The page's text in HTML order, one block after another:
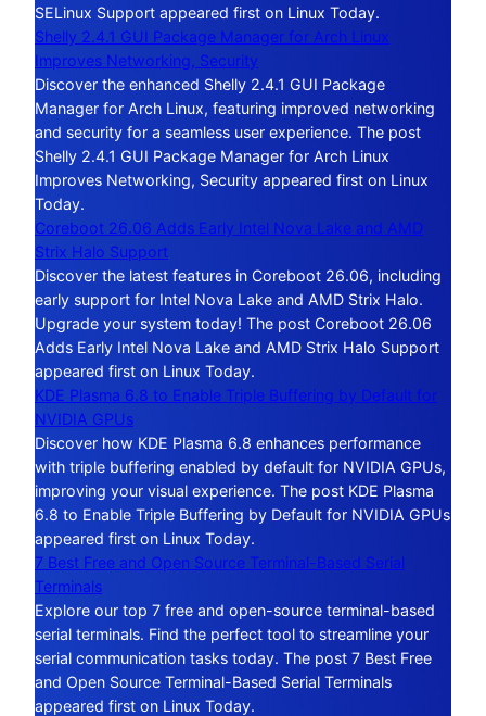
SELinux Support appeared first on Linux Today.
Shelly 2.4.1 GUI Package Manager for Arch Linux
Improves Networking, Security
Discover the enhanced Shelly 2.4.1 GUI Package
Manager for Arch Linux, featuring improved networking
and security for a seamless user experience. The post
Shelly 2.4.1 GUI Package Manager for Arch Linux
Improves Networking, Security appeared first on Linux
Today.
Coreboot 26.06 Adds Early Intel Nova Lake and AMD
Strix Halo Support
Discover the latest features in Coreboot 26.06, including
early support for Intel Nova Lake and AMD Strix Halo.
Upgrade your system today! The post Coreboot 26.06
Adds Early Intel Nova Lake and AMD Strix Halo Support
appeared first on Linux Today.
KDE Plasma 6.8 to Enable Triple Buffering by Default for
NVIDIA GPUs
Discover how KDE Plasma 6.8 enhances performance
with triple buffering enabled by default for NVIDIA GPUs,
improving your visual experience. The post KDE Plasma
6.8 to Enable Triple Buffering by Default for NVIDIA GPUs
appeared first on Linux Today.
7 Best Free and Open Source Terminal-Based Serial
Terminals
Explore our top 7 free and open-source terminal-based
serial terminals. Find the perfect tool to streamline your
serial communication tasks today. The post 7 Best Free
and Open Source Terminal-Based Serial Terminals
appeared first on Linux Today.